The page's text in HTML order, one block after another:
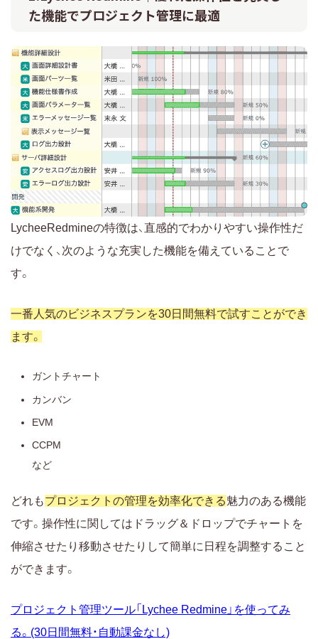
た機能でプロジェクト管理に最適
LycheeRedmineの特徴は、直感的でわかりやすい操作性だ
けでなく、次のような充実した機能を備えていることで
す。
一番人気のビジネスプランを30日間無料で試すことができ
ます。
ガントチャート
カンバン
EVM
CCPM
など
どれもプロジェクトの管理を効率化できる魅力のある機能
です。操作性に関してはドラッグ＆ドロップでチャートを
伸縮させたり移動させたりして簡単に日程を調整すること
ができます。
プロジェクト管理ツール「Lychee Redmine」を使ってみ
る。(30日間無料・自動課金なし)